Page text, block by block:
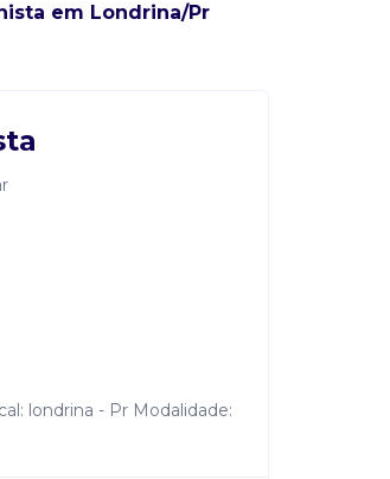
em Londrina/Pr
londrina - Pr Modalidade: